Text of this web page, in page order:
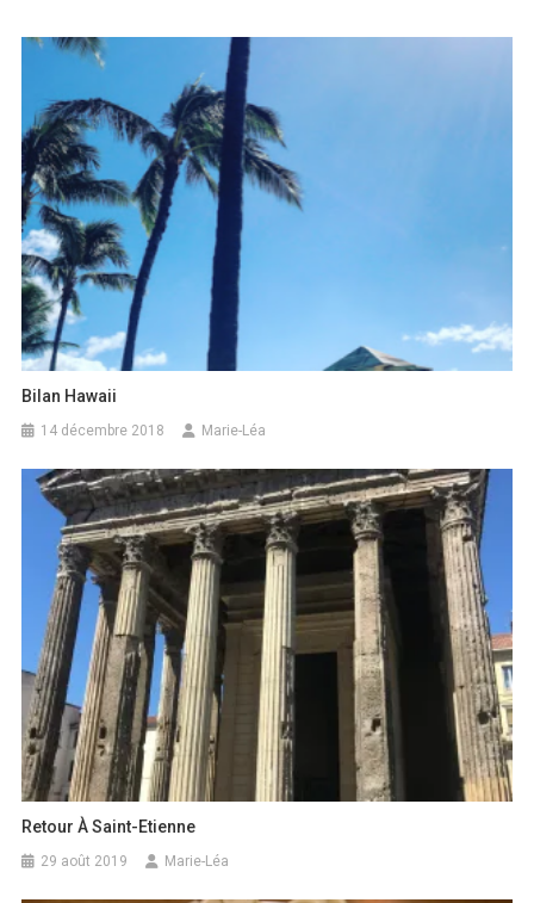
Bilan Hawaii
14 décembre 2018 Marie-Léa
Retour À Saint-Etienne
29 août 2019 Marie-Léa